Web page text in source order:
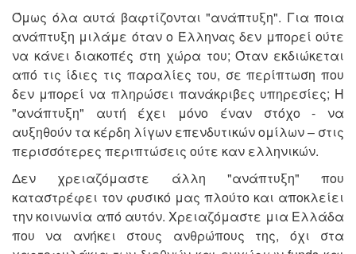
Όμως όλα αυτά βαφτίζονται "ανάπτυξη". Για ποια
ανάπτυξη μιλάμε όταν ο Έλληνας δεν μπορεί ούτε
να κάνει διακοπές στη χώρα του; Όταν εκδιώκεται
από τις ίδιες τις παραλίες του, σε περίπτωση που
δεν μπορεί να πληρώσει πανάκριβες υπηρεσίες; Η
"ανάπτυξη" αυτή έχει μόνο έναν στόχο - να
αυξηθούν τα κέρδη λίγων επενδυτικών ομίλων – στις
περισσότερες περιπτώσεις ούτε καν ελληνικών.
Δεν χρειαζόμαστε άλλη "ανάπτυξη" που
καταστρέφει τον φυσικό μας πλούτο και αποκλείει
την κοινωνία από αυτόν. Χρειαζόμαστε μια Ελλάδα
που να ανήκει στους ανθρώπους της, όχι στα